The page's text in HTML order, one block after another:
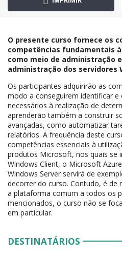
O presente curso fornece os
competências fundamentais
como meio de administração
administração dos servidores
Os participantes adquirirão as
modo a conseguirem identificar
necessários à realização de
aprenderão também a construir
avançadas, como automatizar
relatórios. A frequência deste
competências essenciais à
produtos Microsoft, nos quais se
Windows Client, o Microsoft
Windows Server servirá de
decorrer do curso. Contudo, é de
a plataforma comum a todos os
mencionados, o curso não se
em particular.
DESTINATÁRIOS